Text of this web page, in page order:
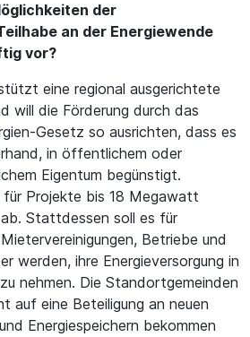
der
an der Energiewende
vor?
eine regional ausgerichtete
will die Förderung durch das
Gesetz so ausrichten, dass es
in öffentlichem oder
Eigentum begünstigt.
für Projekte bis 18 Megawatt
Stattdessen soll es für
Betriebe und
werden, ihre Energieversorgung in
nehmen. Die Standortgemeinden
auf eine Beteiligung an neuen
Energiespeichern bekommen